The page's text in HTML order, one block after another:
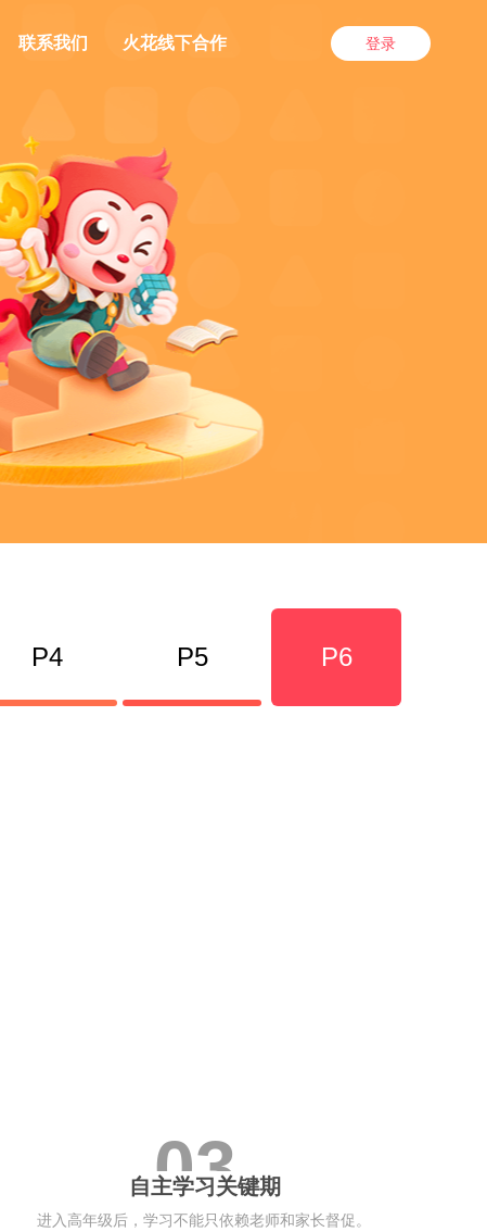
联系我们 火花线下合作 登录
P4 P5 P6
03
自主学习关键期
进入高年级后，学习不能只依赖老师和家长督促。